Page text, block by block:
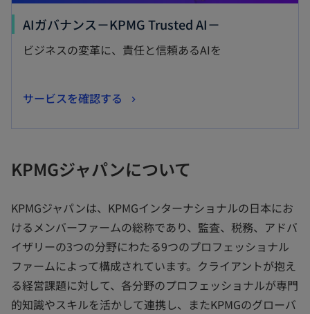
AIガバナンス－KPMG Trusted AI－
ビジネスの変革に、責任と信頼あるAIを
サービスを確認する
ブ
開
く
KPMGジャパンについて
KPMGジャパンは、KPMGインターナショナルの日本にお
けるメンバーファームの総称であり、監査、税務、アドバ
イザリーの3つの分野にわたる9つのプロフェッショナル
ファームによって構成されています。クライアントが抱え
る経営課題に対して、各分野のプロフェッショナルが専門
的知識やスキルを活かして連携し、またKPMGのグローバ